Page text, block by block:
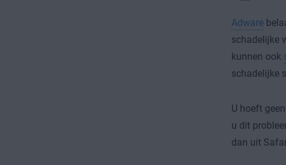
Adware
schadelijke
kunnen ook
schadelijke
U hoeft
u dit
dan uit